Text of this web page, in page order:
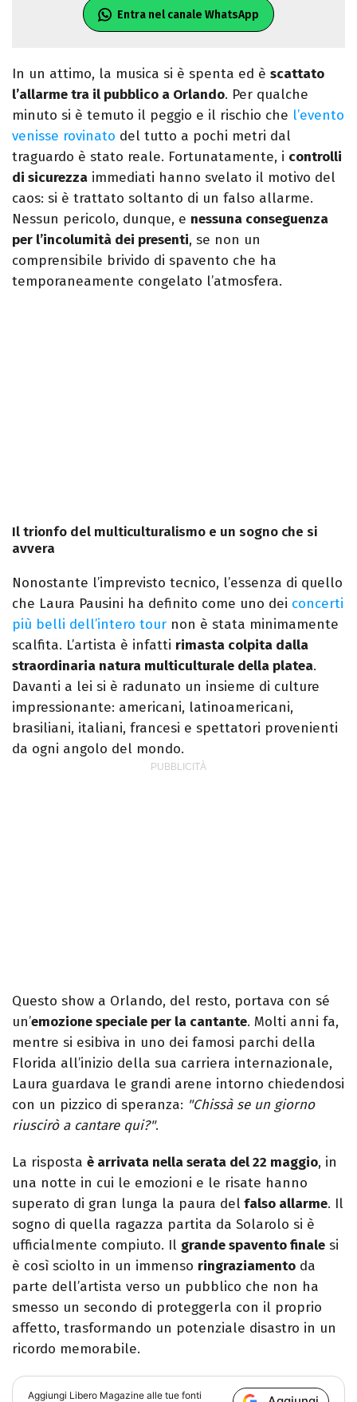
Entra nel canale WhatsApp
In un attimo, la musica si è spenta ed è scattato
l’allarme tra il pubblico a Orlando. Per qualche
minuto si è temuto il peggio e il rischio che l’evento
venisse rovinato del tutto a pochi metri dal
traguardo è stato reale. Fortunatamente, i controlli
di sicurezza immediati hanno svelato il motivo del
caos: si è trattato soltanto di un falso allarme.
Nessun pericolo, dunque, e nessuna conseguenza
per l’incolumità dei presenti, se non un
comprensibile brivido di spavento che ha
temporaneamente congelato l’atmosfera.
Il trionfo del multiculturalismo e un sogno che si
avvera
Nonostante l’imprevisto tecnico, l’essenza di quello
che Laura Pausini ha definito come uno dei concerti
più belli dell’intero tour non è stata minimamente
scalfita. L’artista è infatti rimasta colpita dalla
straordinaria natura multiculturale della platea.
Davanti a lei si è radunato un insieme di culture
impressionante: americani, latinoamericani,
brasiliani, italiani, francesi e spettatori provenienti
da ogni angolo del mondo.
Questo show a Orlando, del resto, portava con sé
un’emozione speciale per la cantante. Molti anni fa,
mentre si esibiva in uno dei famosi parchi della
Florida all’inizio della sua carriera internazionale,
Laura guardava le grandi arene intorno chiedendosi
con un pizzico di speranza: "Chissà se un giorno
riuscirò a cantare qui?".
La risposta è arrivata nella serata del 22 maggio, in
una notte in cui le emozioni e le risate hanno
superato di gran lunga la paura del falso allarme. Il
sogno di quella ragazza partita da Solarolo si è
ufficialmente compiuto. Il grande spavento finale si
è così sciolto in un immenso ringraziamento da
parte dell’artista verso un pubblico che non ha
smesso un secondo di proteggerla con il proprio
affetto, trasformando un potenziale disastro in un
ricordo memorabile.
Aggiungi Libero Magazine alle tue fonti